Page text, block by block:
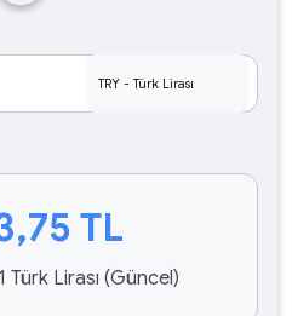
TL
Türk Lirası (Güncel)